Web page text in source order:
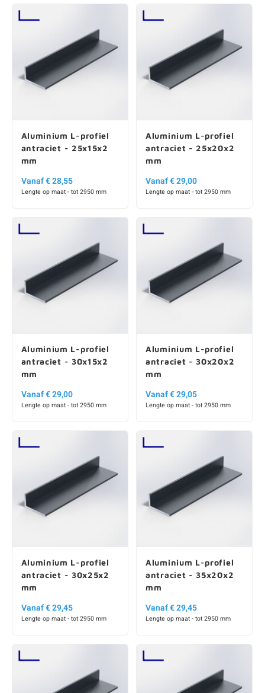
Aluminium L-profiel
antraciet - 25x15x2
mm
Vanaf € 28,55
Lengte op maat - tot 2950 mm
Aluminium L-profiel
antraciet - 25x20x2
mm
Vanaf € 29,00
Lengte op maat - tot 2950 mm
Aluminium L-profiel
antraciet - 30x15x2
mm
Vanaf € 29,00
Lengte op maat - tot 2950 mm
Aluminium L-profiel
antraciet - 30x20x2
mm
Vanaf € 29,05
Lengte op maat - tot 2950 mm
Aluminium L-profiel
antraciet - 30x25x2
mm
Vanaf € 29,45
Lengte op maat - tot 2950 mm
Aluminium L-profiel
antraciet - 35x20x2
mm
Vanaf € 29,45
Lengte op maat - tot 2950 mm